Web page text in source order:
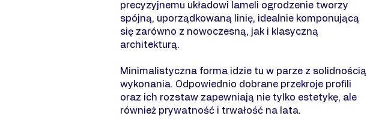
precyzyjnemu układowi lameli ogrodzenie tworzy
spójną, uporządkowaną linię, idealnie komponującą
się zarówno z nowoczesną, jak i klasyczną
architekturą.
Minimalistyczna forma idzie tu w parze z solidnością
wykonania. Odpowiednio dobrane przekroje profili
oraz ich rozstaw zapewniają nie tylko estetykę, ale
również prywatność i trwałość na lata.